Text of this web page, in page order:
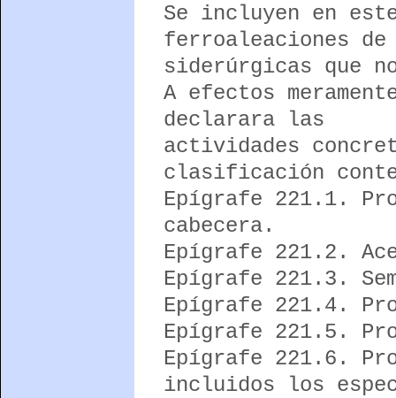
Se incluyen en
ferroaleaciones
siderúrgicas que
A efectos
declarara las
actividades
clasificación
Epígrafe 221.1.
cabecera.
Epígrafe 221.2.
Epígrafe 221.3.
Epígrafe 221.4.
Epígrafe 221.5.
Epígrafe 221.6.
incluidos los